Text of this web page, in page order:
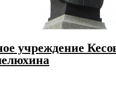
учреждение